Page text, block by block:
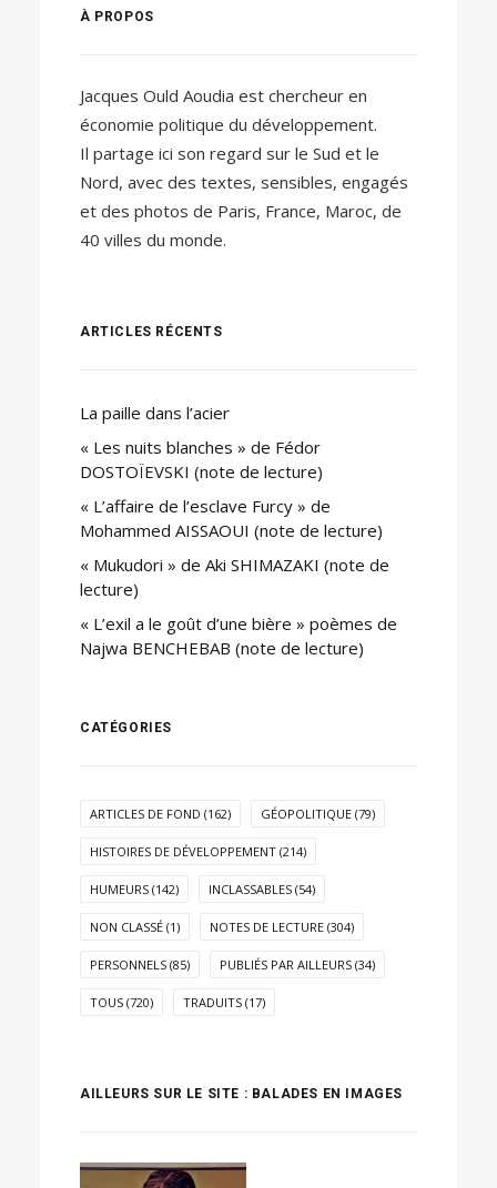
À PROPOS
Jacques Ould Aoudia est chercheur en
économie politique du développement.
Il partage ici son regard sur le Sud et le
Nord, avec des textes, sensibles, engagés
et des photos de Paris, France, Maroc, de
40 villes du monde.
ARTICLES RÉCENTS
La paille dans l’acier
« Les nuits blanches » de Fédor
DOSTOÏEVSKI (note de lecture)
« L’affaire de l’esclave Furcy » de
Mohammed AISSAOUI (note de lecture)
« Mukudori » de Aki SHIMAZAKI (note de
lecture)
« L’exil a le goût d’une bière » poèmes de
Najwa BENCHEBAB (note de lecture)
CATÉGORIES
ARTICLES DE FOND (162) GÉOPOLITIQUE (79)
HISTOIRES DE DÉVELOPPEMENT (214)
HUMEURS (142) INCLASSABLES (54)
NON CLASSÉ (1) NOTES DE LECTURE (304)
PERSONNELS (85) PUBLIÉS PAR AILLEURS (34)
TOUS (720) TRADUITS (17)
AILLEURS SUR LE SITE : BALADES EN IMAGES